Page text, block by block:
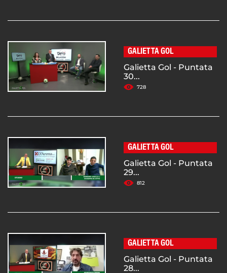
GALIETTA GOL
Galietta Gol - Puntata
30...
728
GALIETTA GOL
Galietta Gol - Puntata
29...
812
GALIETTA GOL
Galietta Gol - Puntata
28...